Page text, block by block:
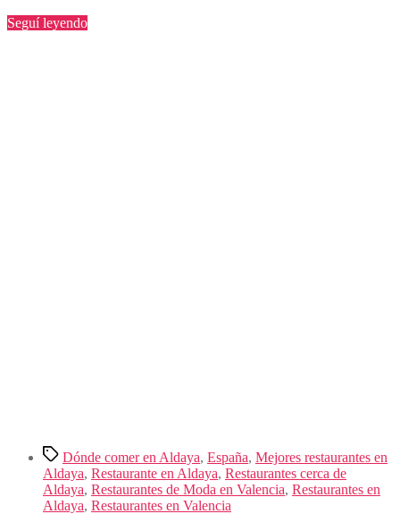
Seguí leyendo“”
Etiquetas
Dónde comer en Aldaya, España, Mejores restaurantes en
Aldaya, Restaurante en Aldaya, Restaurantes cerca de
Aldaya, Restaurantes de Moda en Valencia, Restaurantes en
Aldaya, Restaurantes en Valencia